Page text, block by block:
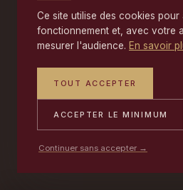
Ce site utilise des cookies pour
fonctionnement et, avec votre
mesurer l'audience. En savoir
TOUT ACCEPTER
ACCEPTER LE MINIMUM
Continuer sans accepter →